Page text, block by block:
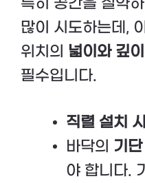
많이 시도하는데,
위치의 넓이와 깊이
필수입니다.
직렬 설치
바닥의 기단
야 합니다.